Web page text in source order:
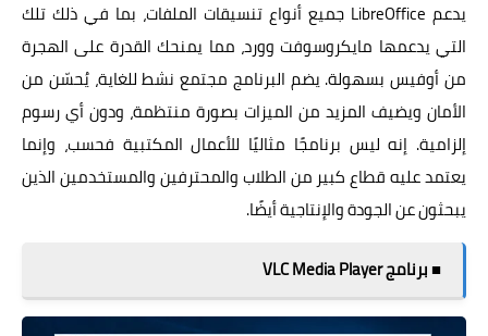
يدعم LibreOffice جميع أنواع تنسيقات الملفات، بما في ذلك تلك
التي يدعمها مايكروسوفت وورد، مما يمنحك القدرة على الهجرة
من أوفيس بسهولة. يضم البرنامج مجتمع نشط للغاية، يُحسّن من
الأمان ويضيف المزيد من الميزات بصورة منتظمة، ودون أي رسوم
إلزامية. إنه ليس برنامجًا مثاليًا للأعمال المكتبية فحسب، وإنما
يعتمد عليه قطاع كبير من الطلاب والمحترفين والمستخدمين الذين
يبحثون عن الجودة والإنتاجية أيضًا.
■ برنامج VLC Media Player